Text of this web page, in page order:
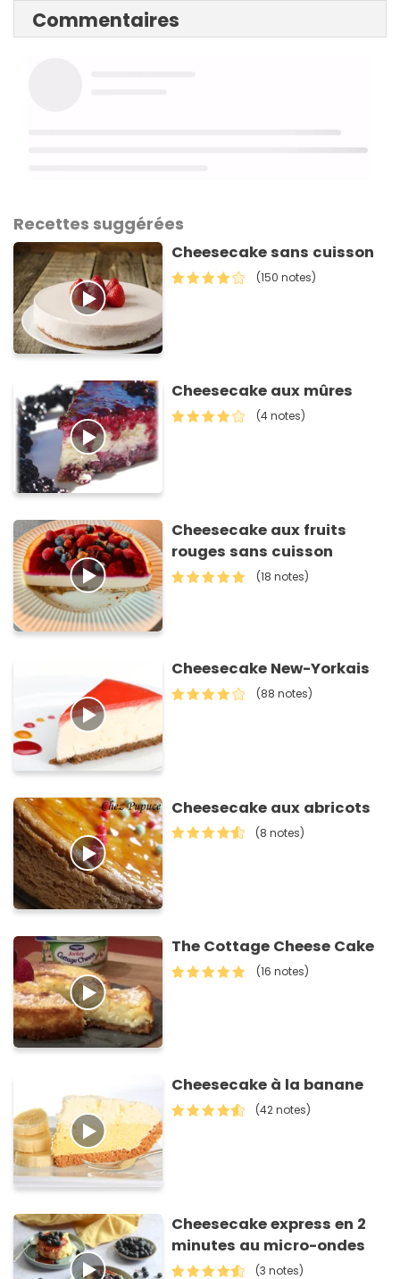
Commentaires
Recettes suggérées
Cheesecake sans cuisson
(150 notes)
Cheesecake aux mûres
(4 notes)
Cheesecake aux fruits
rouges sans cuisson
(18 notes)
Cheesecake New-Yorkais
(88 notes)
Cheesecake aux abricots
(8 notes)
The Cottage Cheese Cake
(16 notes)
Cheesecake à la banane
(42 notes)
Cheesecake express en 2
minutes au micro-ondes
(3 notes)